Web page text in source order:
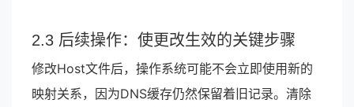
2.3 后续操作：使更改生效的关键步骤
修改Host文件后，操作系统可能不会立即使用新的
映射关系，因为DNS缓存仍然保留着旧记录。清除